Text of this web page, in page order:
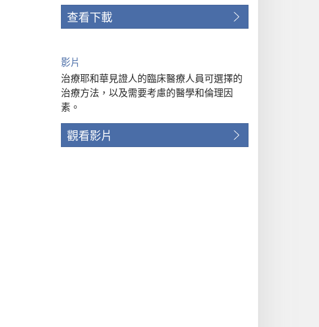
查看下載
影片
治療耶和華見證人的臨床醫療人員可選擇的
治療方法，以及需要考慮的醫學和倫理因
素。
觀看影片